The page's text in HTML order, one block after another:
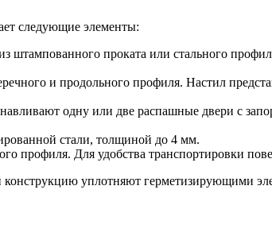
следующие элементы:
проката или стального
и продольного профиля. Настил
одну или две распашные двери с
стали, толщиной до 4 мм.
профиля. Для удобства транспортировки
уплотняют герметизирующими